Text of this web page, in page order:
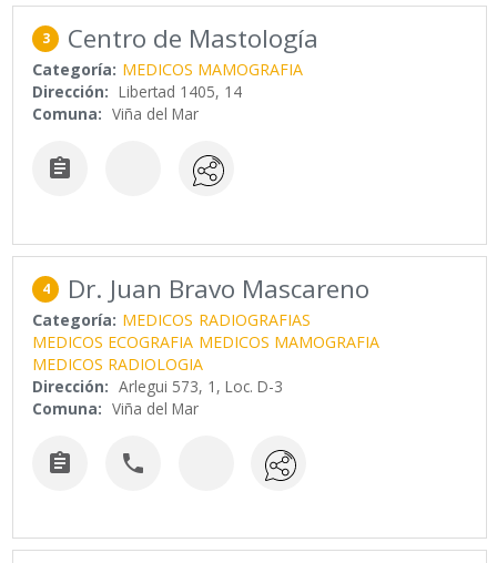
3 Centro de Mastología
Categoría: MEDICOS MAMOGRAFIA
Dirección: Libertad 1405, 14
Comuna: Viña del Mar

4 Dr. Juan Bravo Mascareno
Categoría: MEDICOS RADIOGRAFIAS
MEDICOS ECOGRAFIA MEDICOS MAMOGRAFIA
MEDICOS RADIOLOGIA
Dirección: Arlegui 573, 1, Loc. D-3
Comuna: Viña del Mar
 